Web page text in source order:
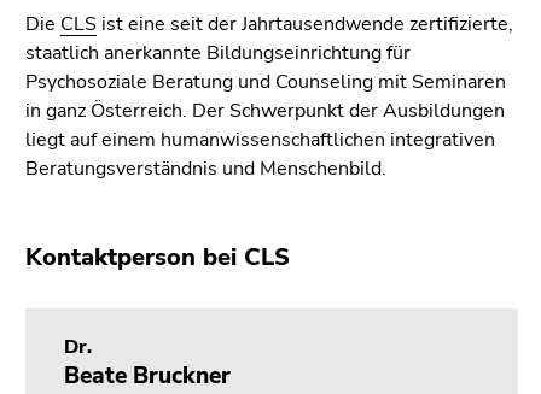
Die CLS ist eine seit der Jahrtausendwende zertifizierte,
staatlich anerkannte Bildungseinrichtung für
Psychosoziale Beratung und Counseling mit Seminaren
in ganz Österreich. Der Schwerpunkt der Ausbildungen
liegt auf einem humanwissenschaftlichen integrativen
Beratungsverständnis und Menschenbild.
Kontaktperson bei CLS
Dr.
Beate Bruckner